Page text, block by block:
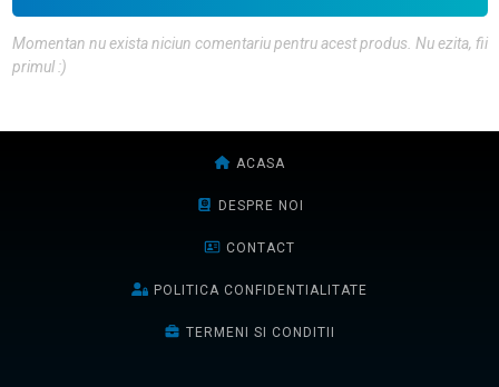
Momentan nu exista niciun comentariu pentru acest produs. Nu ezita, fii
primul :)
ACASA
DESPRE NOI
CONTACT
POLITICA CONFIDENTIALITATE
TERMENI SI CONDITII